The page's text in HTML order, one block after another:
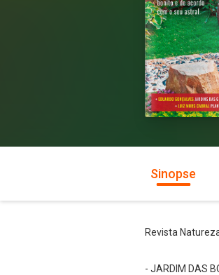
Sinopse
Revista
- JARDIM DAS